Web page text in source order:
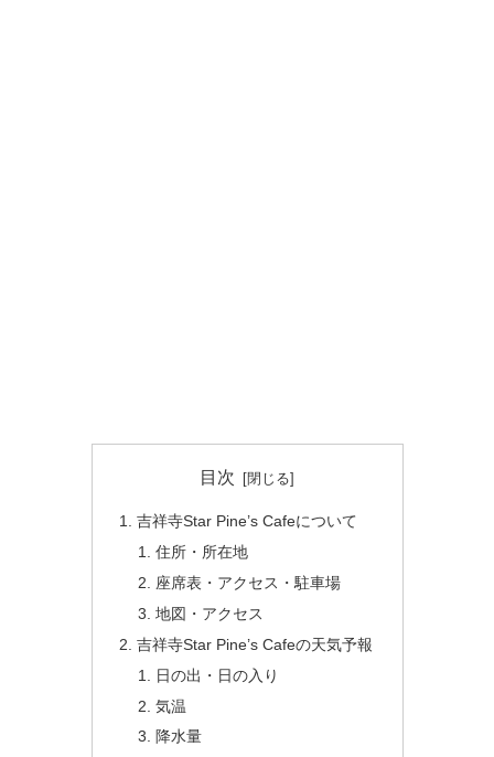
目次
吉祥寺Star Pine’s Cafeについて
住所・所在地
座席表・アクセス・駐車場
地図・アクセス
吉祥寺Star Pine’s Cafeの天気予報
日の出・日の入り
気温
降水量